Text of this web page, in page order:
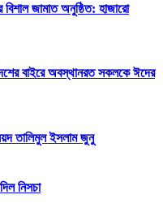
জামাত অনুষ্ঠিত: হাজারো
বাইরে অবস্থানরত সকলকে ঈদের
তালিমুল ইসলাম জুনু
নিসচা